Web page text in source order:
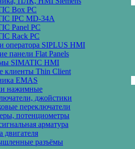
Box PC
IPC MD-34A
Panel PС
Rack PC
оператора SIPLUS HMI
панели Flat Panels
SIMATIC HMI
клиенты Thin Client
EMAS
нажимные
джойстики
переключатели
потенциометры
арматура
двигателя
разъёмы